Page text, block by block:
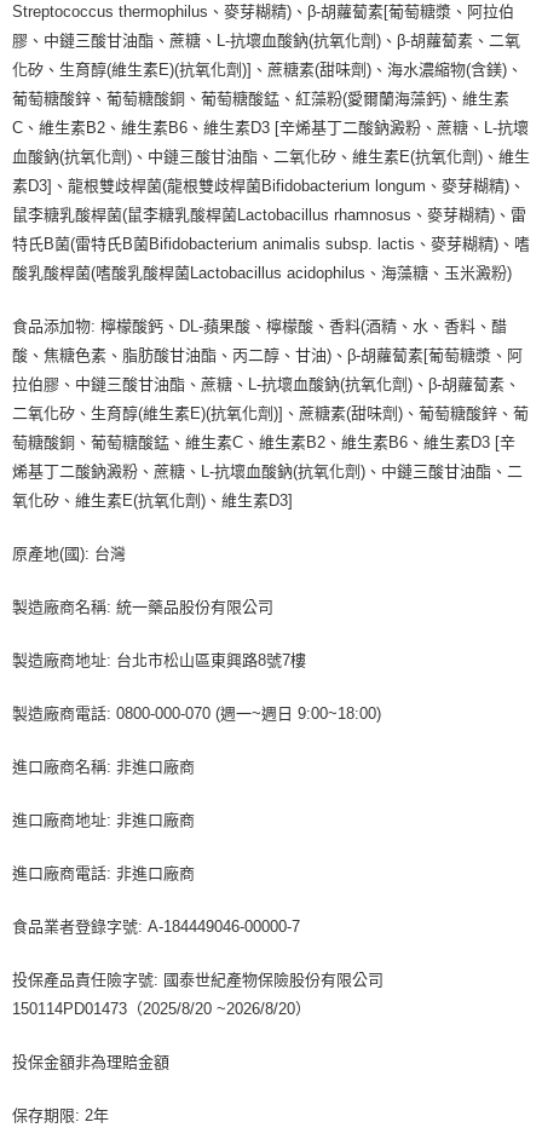
Streptococcus thermophilus、麥芽糊精)、β-胡蘿蔔素[葡萄糖漿、阿拉伯
膠、中鏈三酸甘油酯、蔗糖、L-抗壞血酸鈉(抗氧化劑)、β-胡蘿蔔素、二氧
化矽、生育醇(維生素E)(抗氧化劑)]、蔗糖素(甜味劑)、海水濃縮物(含鎂)、
葡萄糖酸鋅、葡萄糖酸銅、葡萄糖酸錳、紅藻粉(愛爾蘭海藻鈣)、維生素
C、維生素B2、維生素B6、維生素D3 [辛烯基丁二酸鈉澱粉、蔗糖、L-抗壞
血酸鈉(抗氧化劑)、中鏈三酸甘油酯、二氧化矽、維生素E(抗氧化劑)、維生
素D3]、龍根雙歧桿菌(龍根雙歧桿菌Bifidobacterium longum、麥芽糊精)、
鼠李糖乳酸桿菌(鼠李糖乳酸桿菌Lactobacillus rhamnosus、麥芽糊精)、雷
特氏B菌(雷特氏B菌Bifidobacterium animalis subsp. lactis、麥芽糊精)、嗜
酸乳酸桿菌(嗜酸乳酸桿菌Lactobacillus acidophilus、海藻糖、玉米澱粉)
食品添加物: 檸檬酸鈣、DL-蘋果酸、檸檬酸、香料(酒精、水、香料、醋
酸、焦糖色素、脂肪酸甘油酯、丙二醇、甘油)、β-胡蘿蔔素[葡萄糖漿、阿
拉伯膠、中鏈三酸甘油酯、蔗糖、L-抗壞血酸鈉(抗氧化劑)、β-胡蘿蔔素、
二氧化矽、生育醇(維生素E)(抗氧化劑)]、蔗糖素(甜味劑)、葡萄糖酸鋅、葡
萄糖酸銅、葡萄糖酸錳、維生素C、維生素B2、維生素B6、維生素D3 [辛
烯基丁二酸鈉澱粉、蔗糖、L-抗壞血酸鈉(抗氧化劑)、中鏈三酸甘油酯、二
氧化矽、維生素E(抗氧化劑)、維生素D3]
原產地(國): 台灣
製造廠商名稱: 統一藥品股份有限公司
製造廠商地址: 台北市松山區東興路8號7樓
製造廠商電話: 0800-000-070 (週一~週日 9:00~18:00)
進口廠商名稱: 非進口廠商
進口廠商地址: 非進口廠商
進口廠商電話: 非進口廠商
食品業者登錄字號: A-184449046-00000-7
投保產品責任險字號: 國泰世紀產物保險股份有限公司
150114PD01473（2025/8/20 ~2026/8/20）
投保金額非為理賠金額
保存期限: 2年